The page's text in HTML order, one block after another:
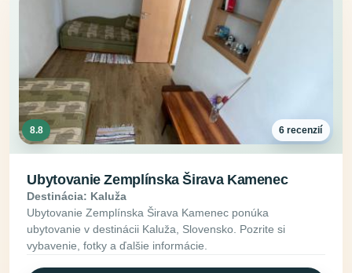
8.8 6 recenzií
Ubytovanie Zemplínska Širava Kamenec
Destinácia: Kaluža
Ubytovanie Zemplínska Širava Kamenec ponúka
ubytovanie v destinácii Kaluža, Slovensko. Pozrite si
vybavenie, fotky a ďalšie informácie.